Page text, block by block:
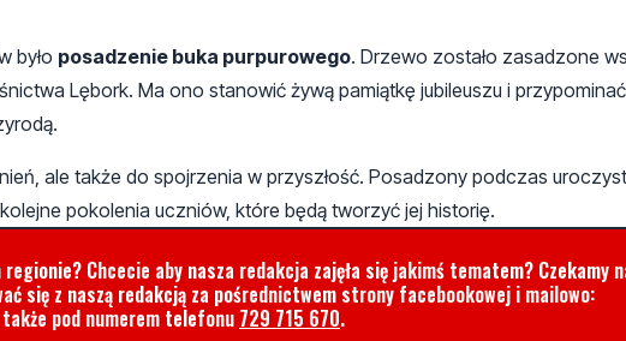
było posadzenie buka purpurowego. Drzewo zostało zasadzone
Lębork. Ma ono stanowić żywą pamiątkę jubileuszu i
ale także do spojrzenia w przyszłość. Posadzony podczas
pokolenia uczniów, które będą tworzyć jej historię.
Chcecie aby nasza redakcja zajęła się jakimś tematem? Czekamy
się z naszą redakcją za pośrednictwem strony facebookowej i mailowo:
także pod numerem telefonu 729 715 670.